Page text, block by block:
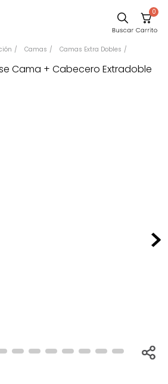
0
Camas Camas Extra Dobles
Cama + Cabecero Extradoble